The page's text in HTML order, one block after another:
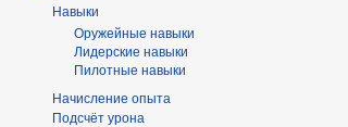
Навыки
Оружейные навыки
Лидерские навыки
Пилотные навыки
Начисление опыта
Подсчёт урона